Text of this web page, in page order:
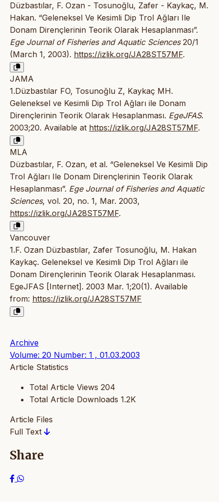
Düzbastılar, F. Ozan - Tosunoğlu, Zafer - Kaykaç, M.
Hakan. “Geleneksel Ve Kesimli Dip Trol Ağları Ile
Donam Dirençlerinin Teorik Olarak Hesaplanması”.
Ege Journal of Fisheries and Aquatic Sciences20/1
(March 1, 2003). https://izlik.org/JA28ST57MF.
JAMA
1.Düzbastılar FO, Tosunoğlu Z, Kaykaç MH.
Geleneksel ve Kesimli Dip Trol Ağları ile Donam
Dirençlerinin Teorik Olarak Hesaplanması. EgeJFAS.
2003;20. Available at https://izlik.org/JA28ST57MF.
MLA
Düzbastılar, F. Ozan, et al. “Geleneksel Ve Kesimli Dip
Trol Ağları Ile Donam Dirençlerinin Teorik Olarak
Hesaplanması”. Ege Journal of Fisheries and Aquatic
Sciences, vol. 20, no. 1, Mar. 2003,
https://izlik.org/JA28ST57MF.
Vancouver
1.F. Ozan Düzbastılar, Zafer Tosunoğlu, M. Hakan
Kaykaç. Geleneksel ve Kesimli Dip Trol Ağları ile
Donam Dirençlerinin Teorik Olarak Hesaplanması.
EgeJFAS [Internet]. 2003 Mar. 1;20(1). Available
from: https://izlik.org/JA28ST57MF
Archive
Volume: 20 Number: 1 , 01.03.2003
Article Statistics
Total Article Views 204
Total Article Downloads 1.2K
Article Files
Full Text
Share